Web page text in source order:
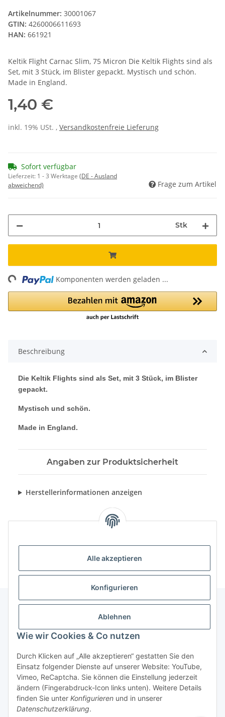
Alle akzeptieren
Konfigurieren
Ablehnen
Wie wir Cookies & Co nutzen
Durch Klicken auf „Alle akzeptieren“ gestatten Sie den
Einsatz folgender Dienste auf unserer Website: YouTube,
Vimeo, ReCaptcha. Sie können die Einstellung jederzeit
ändern (Fingerabdruck-Icon links unten). Weitere Details
finden Sie unter Konfigurieren und in unserer
Datenschutzerklärung.
Artikelnummer: 30001067
GTIN: 4260006611693
HAN: 661921
Keltik Flight Carnac Slim, 75 Micron Die Keltik Flights sind als
Set, mit 3 Stück, im Blister gepackt. Mystisch und schön.
Made in England.
1,40 €
inkl. 19% USt. , Versandkostenfreie Lieferung
Sofort verfügbar
Lieferzeit: 1 - 3 Werktage (DE - Ausland
abweichend)
Frage zum Artikel
Stk
Komponenten werden geladen ...
Beschreibung
Die Keltik Flights sind als Set, mit 3 Stück, im Blister
gepackt.
Mystisch und schön.
Made in England.
Angaben zur Produktsicherheit
Herstellerinformationen anzeigen
Gesetzliche Informationen
Vertrag widerrufen
* Alle Preise inkl. gesetzlicher USt., zzgl.